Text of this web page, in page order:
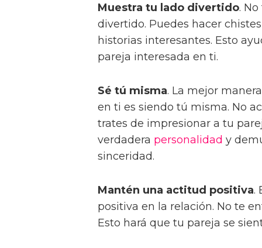
Muestra tu lado divertido.
divertido. Puedes hacer
historias interesantes. Esto
pareja interesada en ti.
Sé tú misma. La mejor
en ti es siendo tú misma. No
trates de impresionar a tu
verdadera personalidad y
sinceridad.
Mantén una actitud positiva.
positiva en la relación. No te
Esto hará que tu pareja se